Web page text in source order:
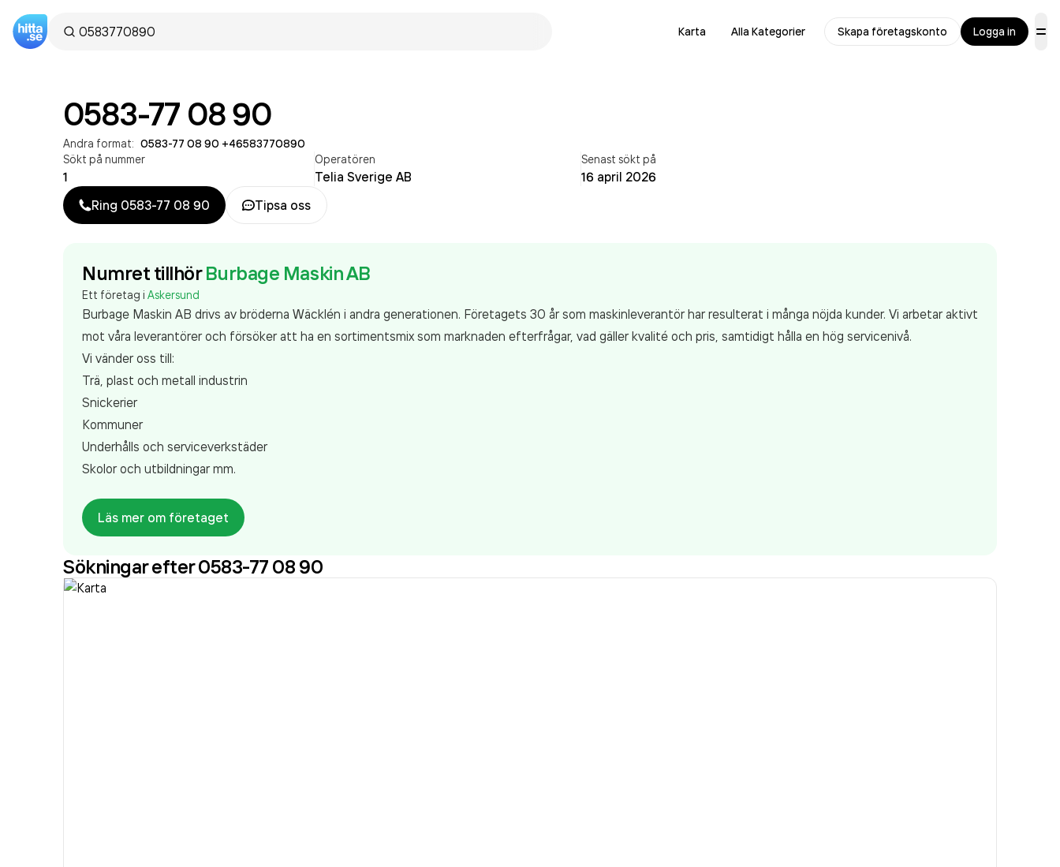
Karta Alla Kategorier Skapa företagskonto Logga in
0583-77 08 90
Andra format: 0583-77 08 90 +46583770890
Sökt på nummer
1
Operatören
Telia Sverige AB
Senast sökt på
16 april 2026
Ring 0583-77 08 90 Tipsa oss
Numret tillhör Burbage Maskin AB
Ett företag i Askersund
Burbage Maskin AB drivs av bröderna Wäcklén i andra generationen. Företagets 30 år som maskinleverantör har resulterat i många nöjda kunder. Vi arbetar aktivt
mot våra leverantörer och försöker att ha en sortimentsmix som marknaden efterfrågar, vad gäller kvalité och pris, samtidigt hålla en hög servicenivå.
Vi vänder oss till:
Trä, plast och metall industrin
Snickerier
Kommuner
Underhålls och serviceverkstäder
Skolor och utbildningar mm.
Läs mer om företaget
Sökningar efter 0583-77 08 90